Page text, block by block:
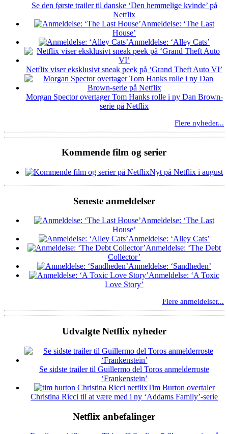
Se den første trailer til danske ‘Den hemmelige kvinde’ på
Netflix
Anmeldelse: ‘The Last
House’
Anmeldelse: ‘Alley Cats’
Netflix viser eksklusivt sneak peek på ‘Grand Theft Auto VI’
Morgan Spector overtager Tom Hanks rolle i ny Dan Brown-
serie på Netflix
Flere nyheder...
Kommende film og serier
Nyt på Netflix i august
Seneste anmeldelser
Anmeldelse: ‘The Last
House’
Anmeldelse: ‘Alley Cats’
Anmeldelse: ‘The Debt
Collector’
Anmeldelse: ‘Sandheden’
Anmeldelse: ‘A Toxic
Love Story’
Flere anmeldelser...
Udvalgte Netflix nyheder
Se sidste trailer til Guillermo del Toros anmelderroste
‘Frankenstein’
Tim Burton overtaler
Christina Ricci til at være med i ny ‘Addams Family’-serie
Netflix anbefalinger